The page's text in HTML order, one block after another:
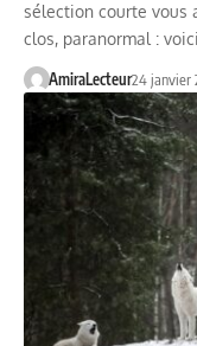
sélection courte vous
clos, paranormal :
AmiraLecteur24 janvier